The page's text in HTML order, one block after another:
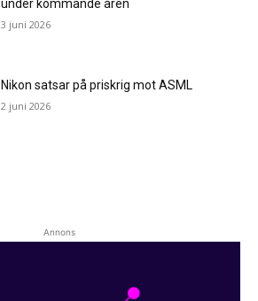
under kommande åren
3 juni 2026
Nikon satsar på priskrig mot ASML
2 juni 2026
Annons